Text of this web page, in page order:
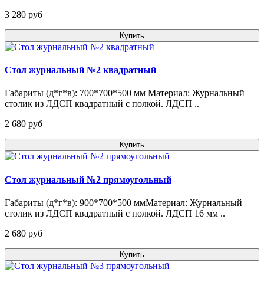
3 280 pуб
Купить
Стол журнальный №2 квадратный
Габариты (д*г*в): 700*700*500 мм Материал: Журнальный
столик из ЛДСП квадратный с полкой. ЛДСП ..
2 680 pуб
Купить
Стол журнальный №2 прямоугольный
Габариты (д*г*в): 900*700*500 ммМатериал: Журнальный
столик из ЛДСП квадратный с полкой. ЛДСП 16 мм ..
2 680 pуб
Купить